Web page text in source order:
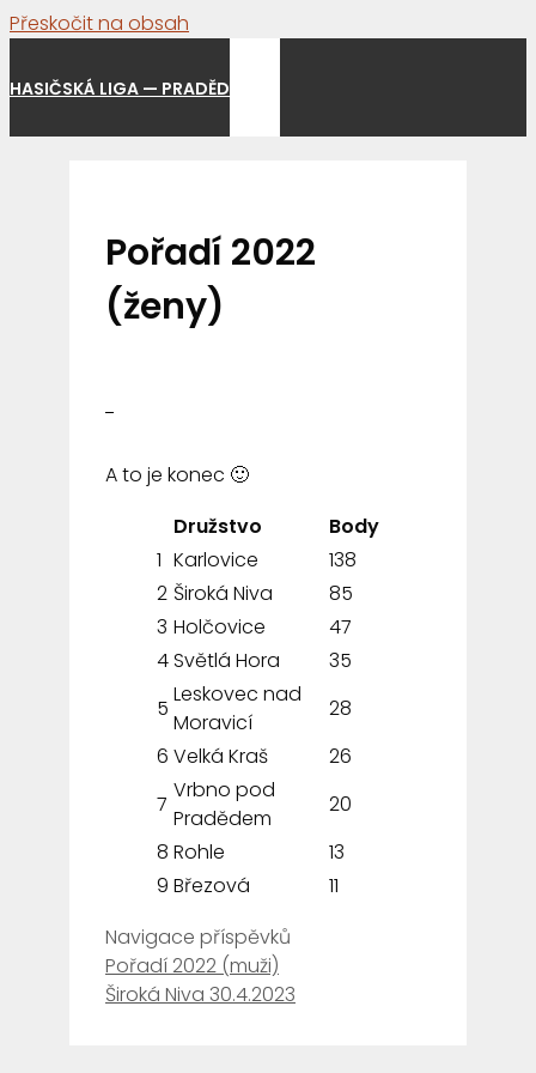
Přeskočit na obsah
HASIČSKÁ LIGA — PRADĚD
Pořadí 2022
(ženy)
A to je konec 🙂
Družstvo
Body
1 Karlovice
138
2 Široká Niva
85
3 Holčovice
47
4Světlá Hora
35
5
Leskovec nad
Moravicí
28
6 Velká Kraš
26
7
Vrbno pod
Pradědem
20
8 Rohle
13
9 Březová
11
Navigace příspěvků
Pořadí 2022 (muži)
Široká Niva 30.4.2023